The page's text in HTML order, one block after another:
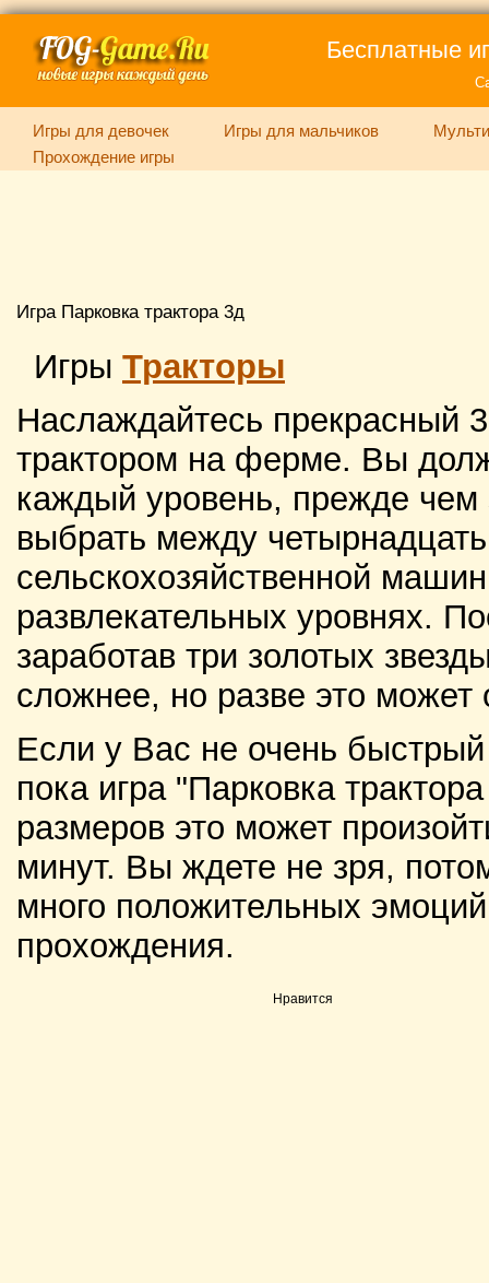
Бесплатные
Игры для девочек Игры для мальчиков
Прохождение игры
Игра Парковка трактора 3д
Игры Тракторы
Наслаждайтесь прекрасный
трактором на ферме. Вы
каждый уровень, прежде
выбрать между
сельскохозяйственной
развлекательных уровнях.
заработав три золотых
сложнее, но разве это
Если у Вас не очень
пока игра "Парковка
размеров это может
минут. Вы ждете не зря,
много положительных
прохождения.
Нравится